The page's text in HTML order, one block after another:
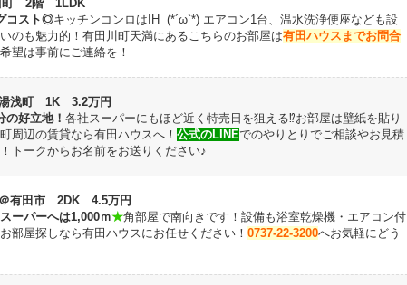
町 2階 1LDK
コスト◎キッチンコンロはIH (*´ω`*) エアコン1台、温水洗浄便座なども設
のも魅力的！有田川町天満にあるこちらのお部屋は有田ハウスまでお問合
望は事前にご連絡を！
浅町 1K 3.2万円
の好立地！ 各社スーパーにもほど近く特売日を狙える⁉お部屋は壁紙を貼り
周辺の賃貸なら有田ハウスへ！ 公式のLINEでのやりとりでご相談やお見積
トークからお名前をお送りください♪
有田市 2DK 4.5万円
ーパーへは1,000ｍ★角部屋で南向きです！ 設備も浴室乾燥機・エアコン付
部屋探しなら有田ハウスにお任せください！ 0737-22-3200へお気軽にどう